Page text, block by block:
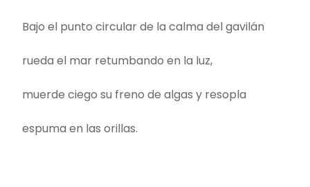
Bajo el punto circular de la calma del gavilán
rueda el mar retumbando en la luz,
muerde ciego su freno de algas y resopla
espuma en las orillas.